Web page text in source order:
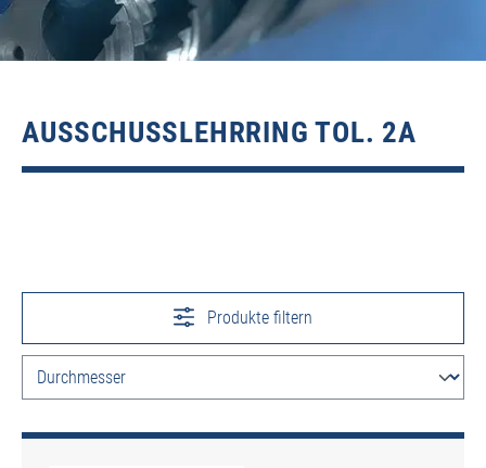
AUSSCHUSSLEHRRING TOL. 2A
Produkte filtern